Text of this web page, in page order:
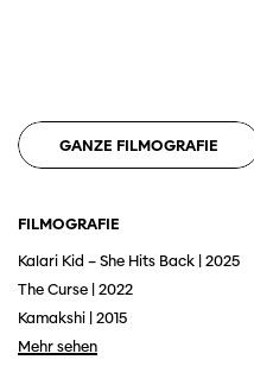
GANZE FILMOGRAFIE
FILMOGRAFIE
Kalari Kid – She Hits Back | 2025
The Curse | 2022
Kamakshi | 2015
Mehr sehen